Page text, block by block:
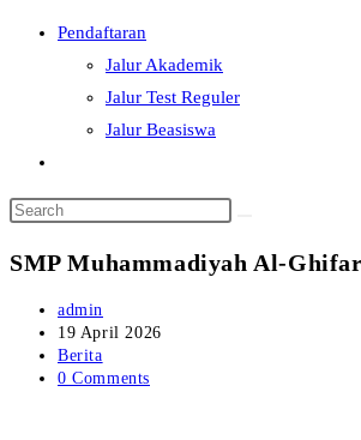
Pendaftaran
Jalur Akademik
Jalur Test Reguler
Jalur Beasiswa
search
SMP Muhammadiyah Al-
Post
author:
admin
Post
published:
19 April 2026
Post
category:
Berita
Post
0 Comments